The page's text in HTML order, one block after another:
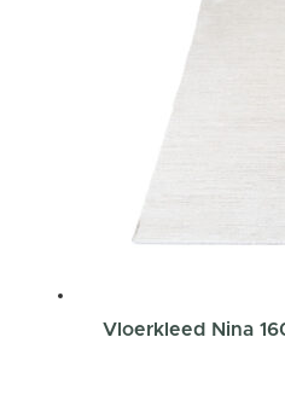
Vloerkleed Nina